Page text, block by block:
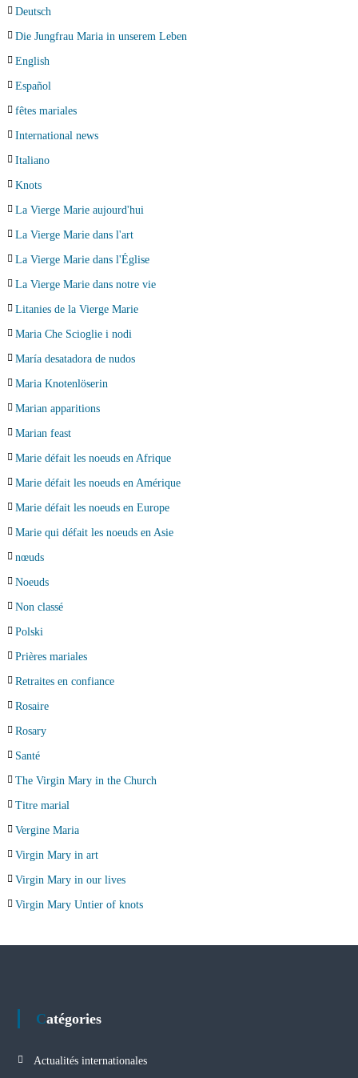
Deutsch
Die Jungfrau Maria in unserem Leben
English
Español
fêtes mariales
International news
Italiano
Knots
La Vierge Marie aujourd'hui
La Vierge Marie dans l'art
La Vierge Marie dans l'Église
La Vierge Marie dans notre vie
Litanies de la Vierge Marie
Maria Che Scioglie i nodi
María desatadora de nudos
Maria Knotenlöserin
Marian apparitions
Marian feast
Marie défait les noeuds en Afrique
Marie défait les noeuds en Amérique
Marie défait les noeuds en Europe
Marie qui défait les noeuds en Asie
nœuds
Noeuds
Non classé
Polski
Prières mariales
Retraites en confiance
Rosaire
Rosary
Santé
The Virgin Mary in the Church
Titre marial
Vergine Maria
Virgin Mary in art
Virgin Mary in our lives
Virgin Mary Untier of knots
Catégories
Actualités internationales